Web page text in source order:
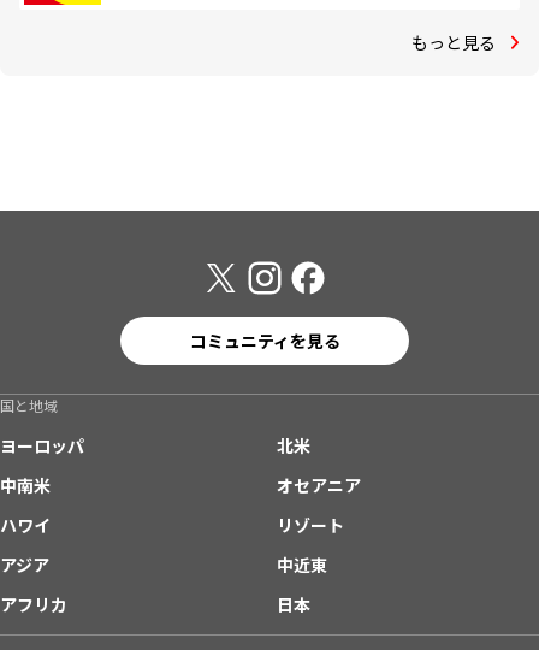
もっと見る
コミュニティを見る
国と地域
ヨーロッパ
北米
中南米
オセアニア
ハワイ
リゾート
アジア
中近東
アフリカ
日本